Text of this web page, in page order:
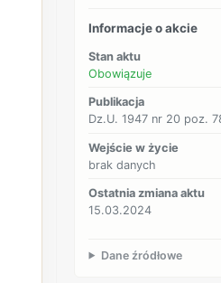
Informacje o akcie
Stan aktu
Obowiązuje
Publikacja
Dz.U. 1947 nr 20 poz.
Wejście w życie
brak danych
Ostatnia zmiana aktu
15.03.2024
Dane źródłowe